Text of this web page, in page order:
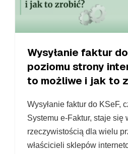
Wysyłanie faktur
poziomu strony
to możliwe i jak to
Wysyłanie faktur do KSeF,
Systemu e-Faktur, staje się
rzeczywistością dla wielu
właścicieli sklepów